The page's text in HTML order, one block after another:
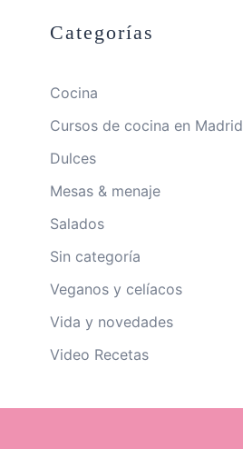
Categorías
Cocina
Cursos de cocina en Madrid
Dulces
Mesas & menaje
Salados
Sin categoría
Veganos y celíacos
Vida y novedades
Video Recetas